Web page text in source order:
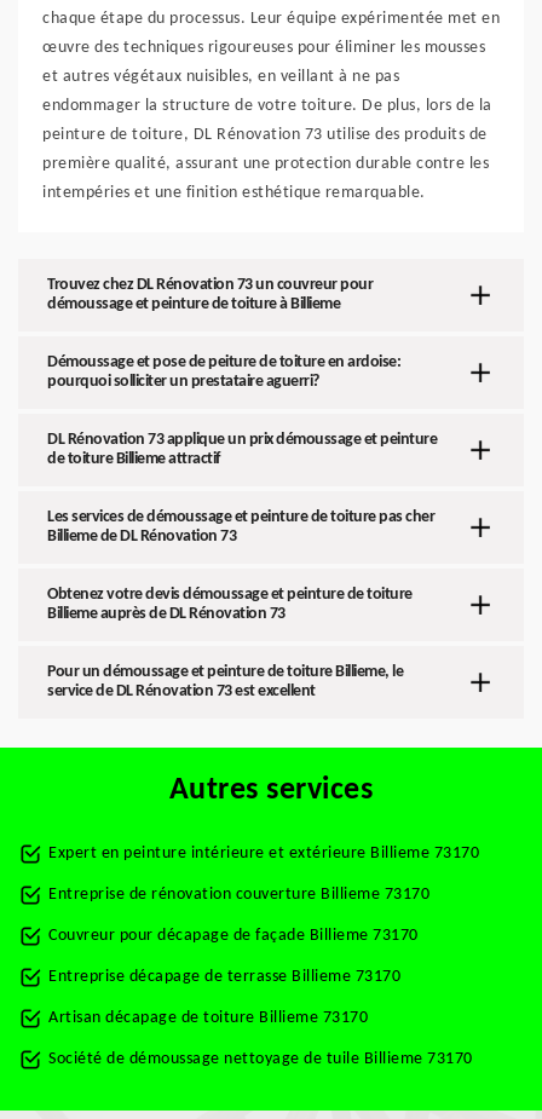
chaque étape du processus. Leur équipe expérimentée met en
œuvre des techniques rigoureuses pour éliminer les mousses
et autres végétaux nuisibles, en veillant à ne pas
endommager la structure de votre toiture. De plus, lors de la
peinture de toiture, DL Rénovation 73 utilise des produits de
première qualité, assurant une protection durable contre les
intempéries et une finition esthétique remarquable.
Trouvez chez DL Rénovation 73 un couvreur pour
démoussage et peinture de toiture à Billieme
Démoussage et pose de peiture de toiture en ardoise:
pourquoi solliciter un prestataire aguerri?
DL Rénovation 73 applique un prix démoussage et peinture
de toiture Billieme attractif
Les services de démoussage et peinture de toiture pas cher
Billieme de DL Rénovation 73
Obtenez votre devis démoussage et peinture de toiture
Billieme auprès de DL Rénovation 73
Pour un démoussage et peinture de toiture Billieme, le
service de DL Rénovation 73 est excellent
Autres services
Expert en peinture intérieure et extérieure Billieme 73170
Entreprise de rénovation couverture Billieme 73170
Couvreur pour décapage de façade Billieme 73170
Entreprise décapage de terrasse Billieme 73170
Artisan décapage de toiture Billieme 73170
Société de démoussage nettoyage de tuile Billieme 73170